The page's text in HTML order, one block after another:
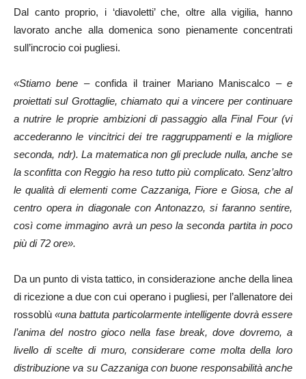
Dal canto proprio, i ‘diavoletti’ che, oltre alla vigilia, hanno
lavorato anche alla domenica sono pienamente concentrati
sull’incrocio coi pugliesi.
«Stiamo bene –confida il trainer Mariano Maniscalco – e
proiettati sul Grottaglie, chiamato qui a vincere per continuare
a nutrire le proprie ambizioni di passaggio alla Final Four (vi
accederanno le vincitrici dei tre raggruppamenti e la migliore
seconda, ndr). La matematica non gli preclude nulla, anche se
la sconfitta con Reggio ha reso tutto più complicato. Senz’altro
le qualità di elementi come Cazzaniga, Fiore e Giosa, che al
centro opera in diagonale con Antonazzo, si faranno sentire,
così come immagino avrà un peso la seconda partita in poco
più di 72 ore».
Da un punto di vista tattico, in considerazione anche della linea
di ricezione a due con cui operano i pugliesi, per l’allenatore dei
rossoblù«una battuta particolarmente intelligente dovrà essere
l’anima del nostro gioco nella fase break, dove dovremo, a
livello di scelte di muro, considerare come molta della loro
distribuzione va su Cazzaniga con buone responsabilità anche